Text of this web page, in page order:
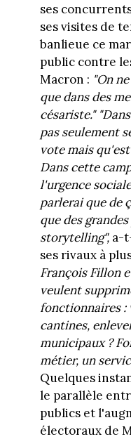
ses
ses visites de
banlieue ce
public contre
Macron : "On
que dans des
césariste."
pas seulement
vote mais
Dans cette
l'urgence
parlerai que de
que des
storytelling", a-
ses rivaux à
François Fillon
veulent
fonctionnaires :
cantines,
municipaux ?
métier, un
Quelques
le parallèle
publics et
électoraux de